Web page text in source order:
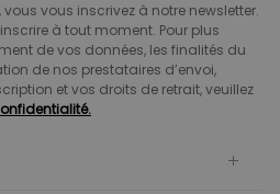
vous inscrivez à notre newsletter.
à tout moment. Pour plus
de vos données, les finalités du
de nos prestataires d’envoi,
et vos droits de retrait, veuillez